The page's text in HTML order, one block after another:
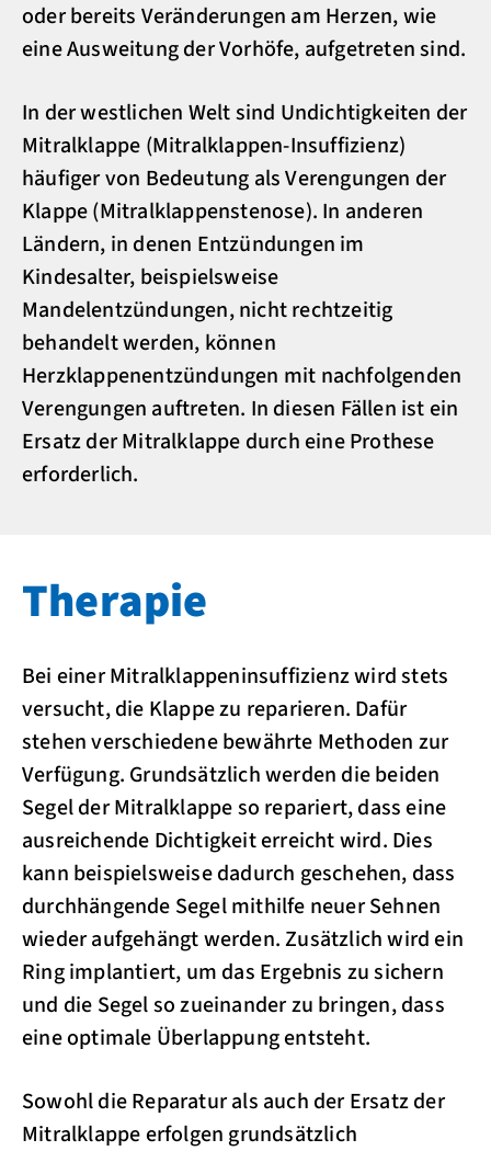
oder bereits Veränderungen am Herzen, wie
eine Ausweitung der Vorhöfe, aufgetreten sind.
In der westlichen Welt sind Undichtigkeiten der
Mitralklappe (Mitralklappen-Insuffizienz)
häufiger von Bedeutung als Verengungen der
Klappe (Mitralklappenstenose). In anderen
Ländern, in denen Entzündungen im
Kindesalter, beispielsweise
Mandelentzündungen, nicht rechtzeitig
behandelt werden, können
Herzklappenentzündungen mit nachfolgenden
Verengungen auftreten. In diesen Fällen ist ein
Ersatz der Mitralklappe durch eine Prothese
erforderlich.
Therapie
Bei einer Mitralklappeninsuffizienz wird stets
versucht, die Klappe zu reparieren. Dafür
stehen verschiedene bewährte Methoden zur
Verfügung. Grundsätzlich werden die beiden
Segel der Mitralklappe so repariert, dass eine
ausreichende Dichtigkeit erreicht wird. Dies
kann beispielsweise dadurch geschehen, dass
durchhängende Segel mithilfe neuer Sehnen
wieder aufgehängt werden. Zusätzlich wird ein
Ring implantiert, um das Ergebnis zu sichern
und die Segel so zueinander zu bringen, dass
eine optimale Überlappung entsteht.
Sowohl die Reparatur als auch der Ersatz der
Mitralklappe erfolgen grundsätzlich